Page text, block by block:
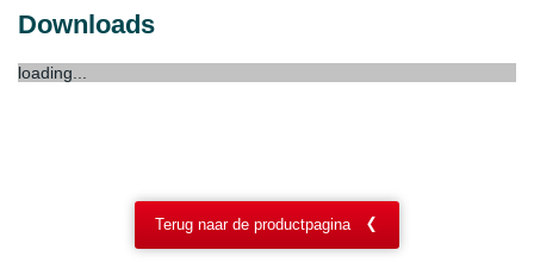
Downloads
loading...
Terug naar de productpagina